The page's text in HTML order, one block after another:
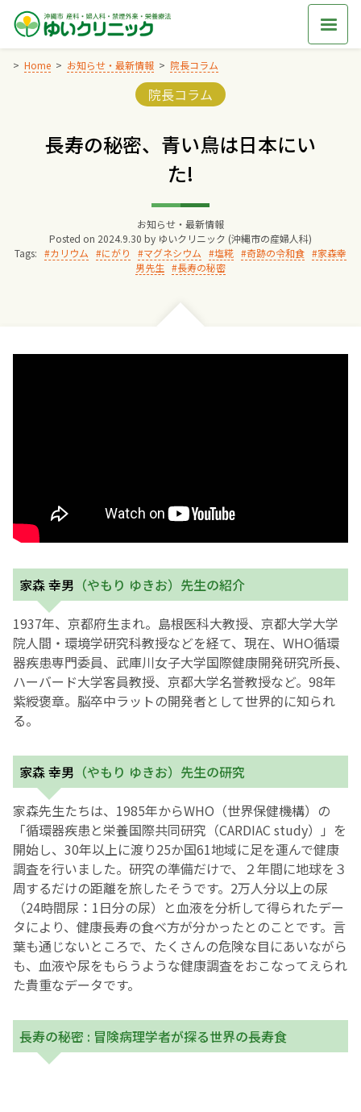
Skip
content
Home お知らせ・最新情報 院長コラム
Categories:
院長コラム
長寿の秘密、青い鳥は日本にい
た!
お知らせ・最新情報
Posted on 2024.9.30 by ゆいクリニック (沖縄市の産婦人科)
Tags:
カリウム にがり マグネシウム 塩糀 奇跡の令和食
家森幸
男先生
長寿の秘密
家森 幸男 （やもり ゆきお）先生の紹介
1937年、京都府生まれ。島根医科大教授、京都大学大学
院人間・環境学研究科教授などを経て、現在、WHO循環
器疾患専門委員、武庫川女子大学国際健康開発研究所長、
ハーバード大学客員教授、京都大学名誉教授など。98年
紫綬褒章。脳卒中ラットの開発者として世界的に知られ
る。
家森 幸男 （やもり ゆきお）先生の研究
家森先生たちは、1985年からWHO（世界保健機構）の
「循環器疾患と栄養国際共同研究（CARDIAC study）」を
開始し、30年以上に渡り25か国61地域に足を運んで健康
調査を行いました。研究の準備だけで、２年間に地球を３
周するだけの距離を旅したそうです。2万人分以上の尿
（24時間尿：1日分の尿）と血液を分析して得られたデー
タにより、健康長寿の食べ方が分かったとのことです。言
葉も通じないところで、たくさんの危険な目にあいながら
も、血液や尿をもらうような健康調査をおこなってえられ
た貴重なデータです。
長寿の秘密 : 冒険病理学者が探る世界の長寿食
交通アクセス
院長からのごあいさつ
ゆいクリニックの経営理念
診療料金
その他の診療内容
‘さんルーム’ でさまざまな講座・クラス
遠方にお住まいで当院での出産を希望される方へ
English Page